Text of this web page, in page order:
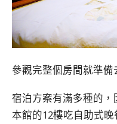
參觀完整個房間就準備
宿泊方案有滿多種的
本館的12樓吃自助式晚